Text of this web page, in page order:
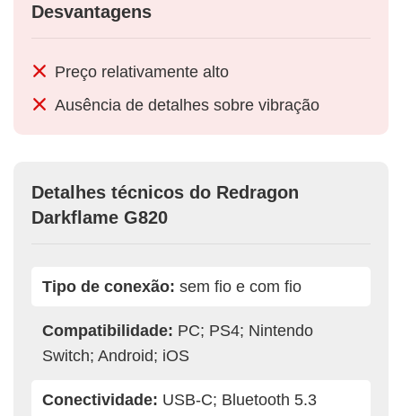
Desvantagens
Preço relativamente alto
Ausência de detalhes sobre vibração
Detalhes técnicos do Redragon
Darkflame G820
Tipo de conexão: sem fio e com fio
Compatibilidade: PC; PS4; Nintendo
Switch; Android; iOS
Conectividade: USB-C; Bluetooth 5.3